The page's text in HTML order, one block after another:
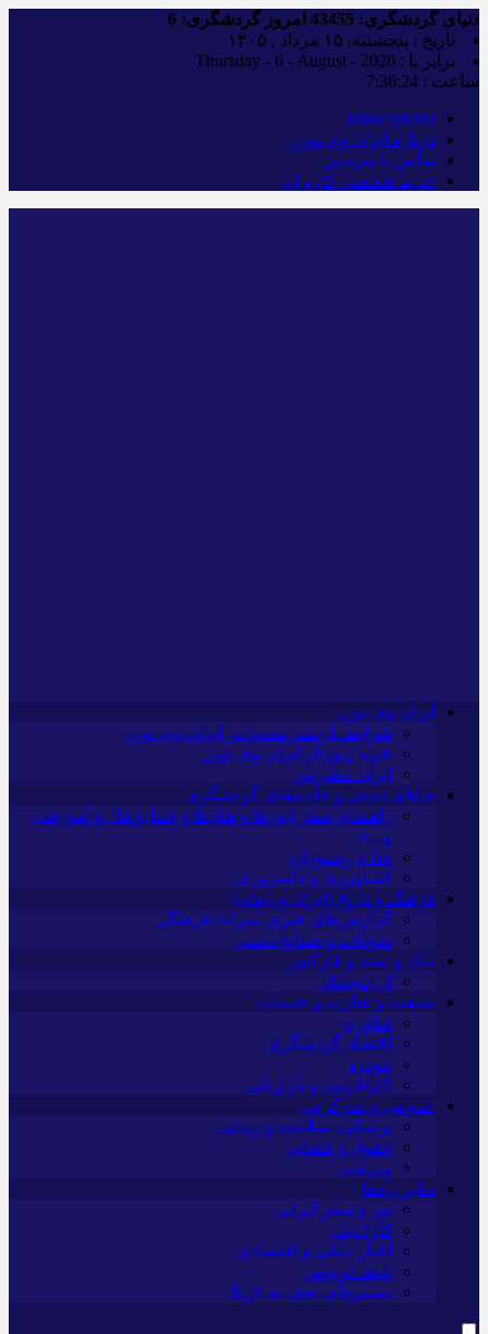
دنیای گردشگری: امروز گردشگری:
تاریخ : پنجشنبه, ۱۵ مرداد , ۱۴۰۵
برابر با : Thursday - 6 - August - 2026
ساعت : 7:36:25
iranwaytours
درباره ایران وی تورز
تماس با سردبیر
حریم شخصی کاربران
ایران وی تورز
شرایط بازنشر محتوا در ایران وی تورز
خرید رپورتاژ ایران وی تورز
ایران سفر تور
جاهای دیدنی و جاذبه‌های گردشگری
راهنمای سفر (تورها و هتل‌ها و حمل‌و‌نقل و آموزشی
و…)
غذا و رستوران
کشاورزی و دامپروری
فرهنگ و تاریخ (ایران و جهان)
گزارش‌های خبری میراث فرهنگی
سوغات و صنایع دستی
بانک و بیمه و فارکس
ارزدیجیتال
صنعت و تجارت و خدمات
فناوری
اقتصاد گردشگری
خودرو
کارآفرینی و بازاریابی
عمومی و سرگرمی
پزشکی، سلامت و زیبایی
حقوق و قضایی
ورزشی
سایر راه‌ها
تور و سفر ایرانی
کارا دیلی
اخبار بانکی و اقتصادی
بلیط اتوبوس
مسیرهای نجف به کربلا